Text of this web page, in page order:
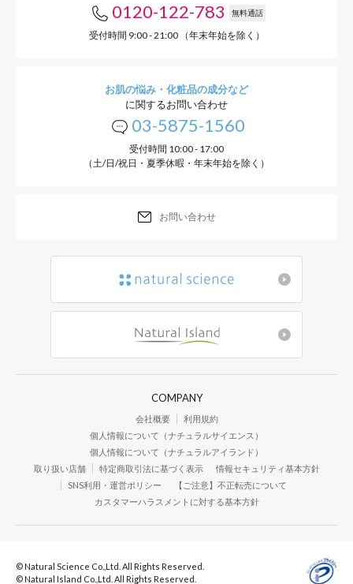
0120-122-783 無料通話
受付時間 9:00 - 21:00 （年末年始を除く）
お肌の悩み・化粧品の成分など
に関するお問い合わせ
03-5875-1560
受付時間 10:00 - 17:00
（土/日/祝日・夏季休暇・年末年始を除く）
お問い合わせ
COMPANY
会社概要
利用規約
個人情報について（ナチュラルサイエンス）
個人情報について（ナチュラルアイランド）
取り扱い店舗
特定商取引法に基づく表示
情報セキュリティ基本方針
SNS利用・運営ポリシー
【ご注意】不正転売について
カスタマーハラスメントに対する基本方針
© Natural Science Co.,Ltd. All Rights Reserved.
© Natural Island Co.,Ltd. All Rights Reserved.